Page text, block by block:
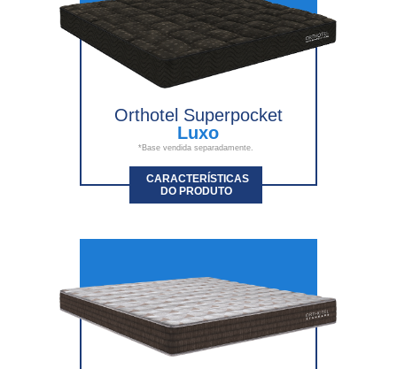
Orthotel Superpocket
Luxo
*Base vendida separadamente.
CARACTERÍSTICAS
DO PRODUTO